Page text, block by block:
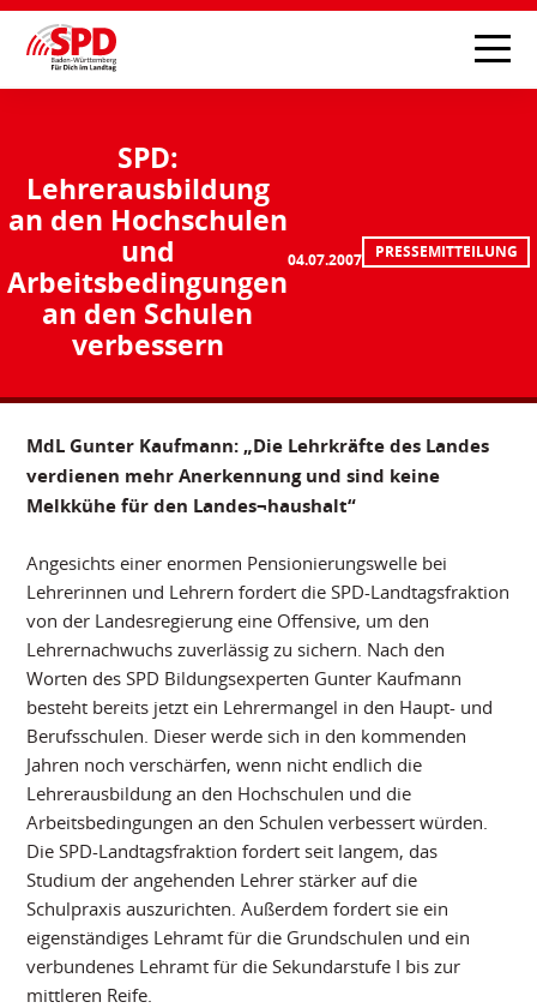
SPD:
Lehrerausbildung
an den Hochschulen
und
Arbeitsbedingungen
an den Schulen
verbessern
04.07.2007 PRESSEMITTEILUNG
MdL Gunter Kaufmann: „Die Lehrkräfte des Landes
verdienen mehr Anerkennung und sind keine
Melkkühe für den Landes¬haushalt“
Angesichts einer enormen Pensionierungswelle bei
Lehrerinnen und Lehrern fordert die SPD-Landtagsfraktion
von der Landesregierung eine Offensive, um den
Lehrernachwuchs zuverlässig zu sichern. Nach den
Worten des SPD Bildungsexperten Gunter Kaufmann
besteht bereits jetzt ein Lehrermangel in den Haupt- und
Berufsschulen. Dieser werde sich in den kommenden
Jahren noch verschärfen, wenn nicht endlich die
Lehrerausbildung an den Hochschulen und die
Arbeitsbedingungen an den Schulen verbessert würden.
Die SPD-Landtagsfraktion fordert seit langem, das
Studium der angehenden Lehrer stärker auf die
Schulpraxis auszurichten. Außerdem fordert sie ein
eigenständiges Lehramt für die Grundschulen und ein
verbundenes Lehramt für die Sekundarstufe I bis zur
mittleren Reife.